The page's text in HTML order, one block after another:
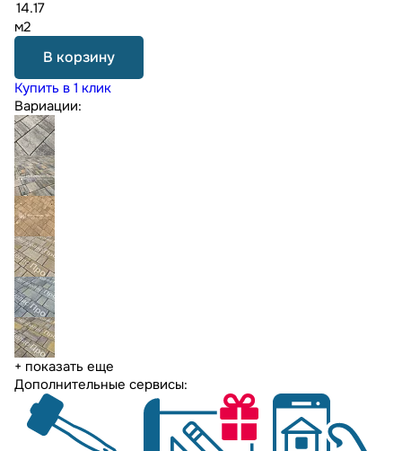
м2
В корзину
Купить в 1 клик
Вариации:
+ показать еще
Дополнительные сервисы: